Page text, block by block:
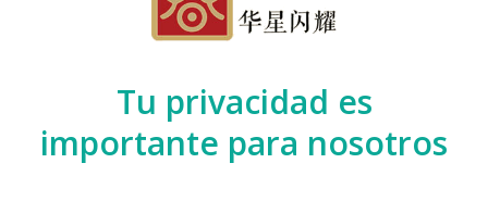
Tu privacidad es
importante para nosotros
Organizado por el Any Nou Xinès amb